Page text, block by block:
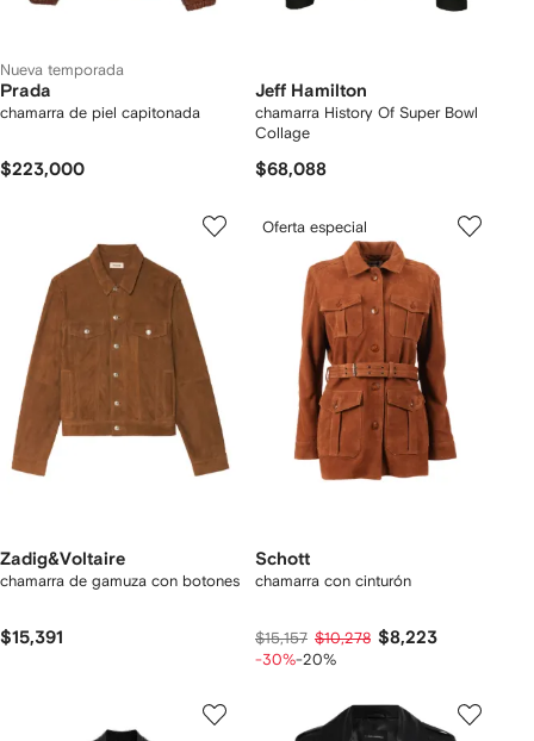
Nueva temporada
Prada
chamarra de piel capitonada
$223,000
Jeff Hamilton
chamarra History Of Super Bowl
Collage
$68,088
Zadig&Voltaire
chamarra de gamuza con botones
$15,391
Oferta especial
Schott
chamarra con cinturón
$15,157 $10,278 $8,223
-30%-20%